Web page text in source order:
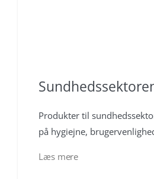
Produkter til
på hygiejne,
Læs mere